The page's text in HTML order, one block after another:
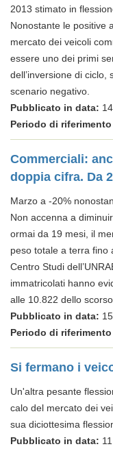
2013 stimato in
Nonostante le positive
mercato dei veicoli
essere uno dei primi
dell’inversione di
scenario negativo.
Pubblicato in data:
Periodo di
Commerciali:
doppia cifra. Da
Marzo a -20%
Non accenna a
ormai da 19 mesi, il
peso totale a terra fino
Centro Studi
immatricolati hanno
alle 10.822 dello
Pubblicato in data:
Periodo di
Si fermano i
Un'altra pesante
calo del mercato dei
sua diciottesima
Pubblicato in data: